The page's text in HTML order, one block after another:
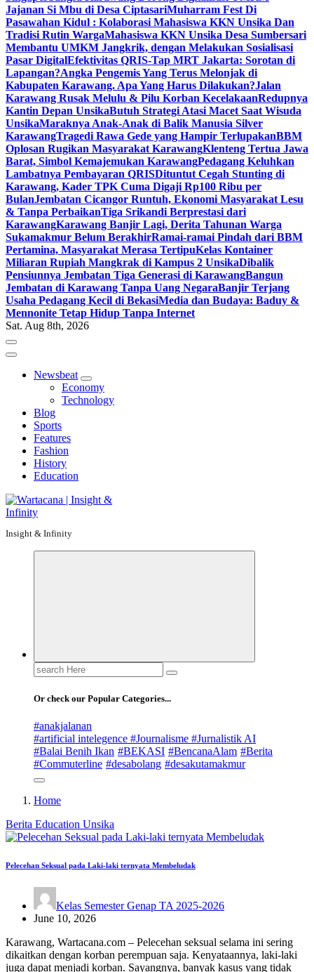
Jajanan Si Mbu di Desa CiptasariMuharram Fest Di
Pasawahan Kidul : Kolaborasi Mahasiswa KKN Unsika Dan
Tradisi Rutin WargaMahasiswa KKN Unsika Desa Sumbersari
Membantu UMKM Jangkrik, dengan Melakukan Sosialisasi
Pasar DigitalEfektivitas QRIS-Tap MRT Jakarta: Sorotan di
Lapangan?Angka Pengemis Yang Terus Melonjak di
Kabupaten Karawang. Apa Yang Harus Dilakukan?Jalan
Karawang Rusak Melulu & Pilu Korban KecelakaanRedupnya
Kantin Depan UnsikaButuh Strategi Atasi Macet Saat Wisuda
UnsikaMaraknya Anak-Anak di Balik Manusia Silver
KarawangTragedi Rawa Gede yang Hampir TerlupakanBBM
Oplosan Rugikan Masyarakat KarawangKlenteng Tertua Jawa
Barat, Simbol Kemajemukan KarawangPedagang Keluhkan
Lambatnya Pembayaran QRISDituntut Cegah Stunting di
Karawang, Kader TPK Cuma Digaji Rp100 Ribu per
BulanJembatan Cicangor Runtuh, Ekonomi Masyarakat Lesu
& Tanpa PerbaikanTiga Srikandi Berprestasi dari
KarawangKarawang Banjir Lagi, Derita Tahunan Warga
Sukamakmur Belum BerakhirRamai-ramai Pindah dari BBM
Pertamina, Masyarakat Merasa TertipuKelas Kontainer
Miliaran Rupiah Mangkrak di Kampus 2 UnsikaDibalik
Pensiunnya Jembatan Tiga Generasi di KarawangBangun
Jembatan di Karawang Tanpa Uang NegaraBanjir Terjang
Usaha Pedagang Kecil di BekasiMedia dan Budaya: Baduy &
Mennonite Tetap Hidup Tanpa Internet
Sat. Aug 8th, 2026
Newsbeat
Economy
Technology
Blog
Sports
Features
Fashion
History
Education
Insight & Infinity
Search
for:
Or check our Popular Categories...
#anakjalanan
#artificial intelegence #Journalisme #Jurnalistik AI
#Balai Benih Ikan #BEKASI #BencanaAlam #Berita
#Commuterline #desabolang #desakutamakmur
Home
Berita Education Unsika
Pelecehan Seksual pada Laki-laki ternyata Membeludak
Kelas Semester Genap TA 2025-2026
June 10, 2026
Karawang, Wartacana.com – Pelecehan seksual selama ini sering
dikaitkan dengan korban perempuan saja. Kenyataannya, laki-laki
juga dapat menjadi korban. Sayangnya, banyak kasus yang tidak